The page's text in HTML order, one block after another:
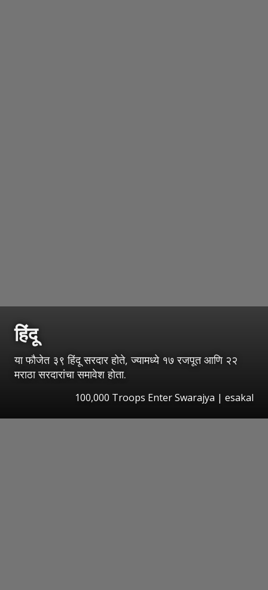
हिंदू
या फौजेत ३९ हिंदू सरदार होते, ज्यामध्ये १७ रजपूत आणि २२
मराठा सरदारांचा समावेश होता.
100,000 Troops Enter Swarajya | esakal